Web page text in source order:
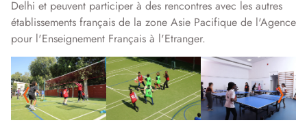
Delhi et peuvent participer à des rencontres avec les autres
établissements français de la zone Asie Pacifique de l'Agence
pour l'Enseignement Français à l'Etranger.